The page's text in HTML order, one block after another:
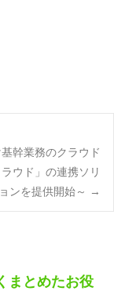
幹業務のクラウド
ウド」の連携ソリ
ンを提供開始～
→
まとめたお役